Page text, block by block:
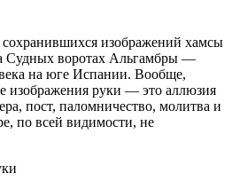
изображений хамсы
Судных воротах Альгамбры —
на юге Испании. Вообще,
изображения руки — это аллюзия
пост, паломничество, молитва и
по всей видимости, не